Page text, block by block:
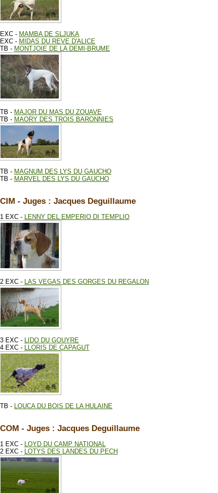
EXC - MAMBA DE SLJUKA
EXC - MIDAS DU REVE D'ALICE
TB - MONTJOIE DE LA DEMI-BRUME
TB - MAJOR DU MAS DU ZOUAVE
TB - MAORY DES TROIS BARONNIES
TB - MAGNUM DES LYS DU GAUCHO
TB - MARVEL DES LYS DU GAUCHO
CIM - Juges : Jacques Deguillaume
1 EXC - LENNY DEL EMPERIO DI TEMPLIO
2 EXC - LAS VEGAS DES GORGES DU REGALON
3 EXC -
LIDO DU GOUYRE
4 EXC -
LLORIS DE CAPAGUT
TB - LOUCA DU BOIS DE LA HULAINE
COM - Juges : Jacques Deguillaume
1 EXC - LOYD DU CAMP NATIONAL
2 EXC - LOTYS DES LANDES DU PECH